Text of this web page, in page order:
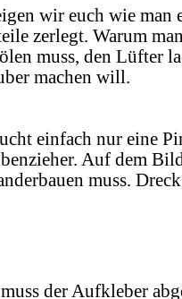
wir euch wie
zerlegt. Warum
muss, den Lüfter
machen will.
einfach nur eine
Auf dem
muss.
der Aufkleber